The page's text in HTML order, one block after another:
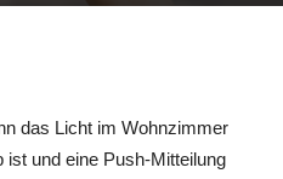
das Licht im Wohnzimmer
und eine Push-Mitteilung